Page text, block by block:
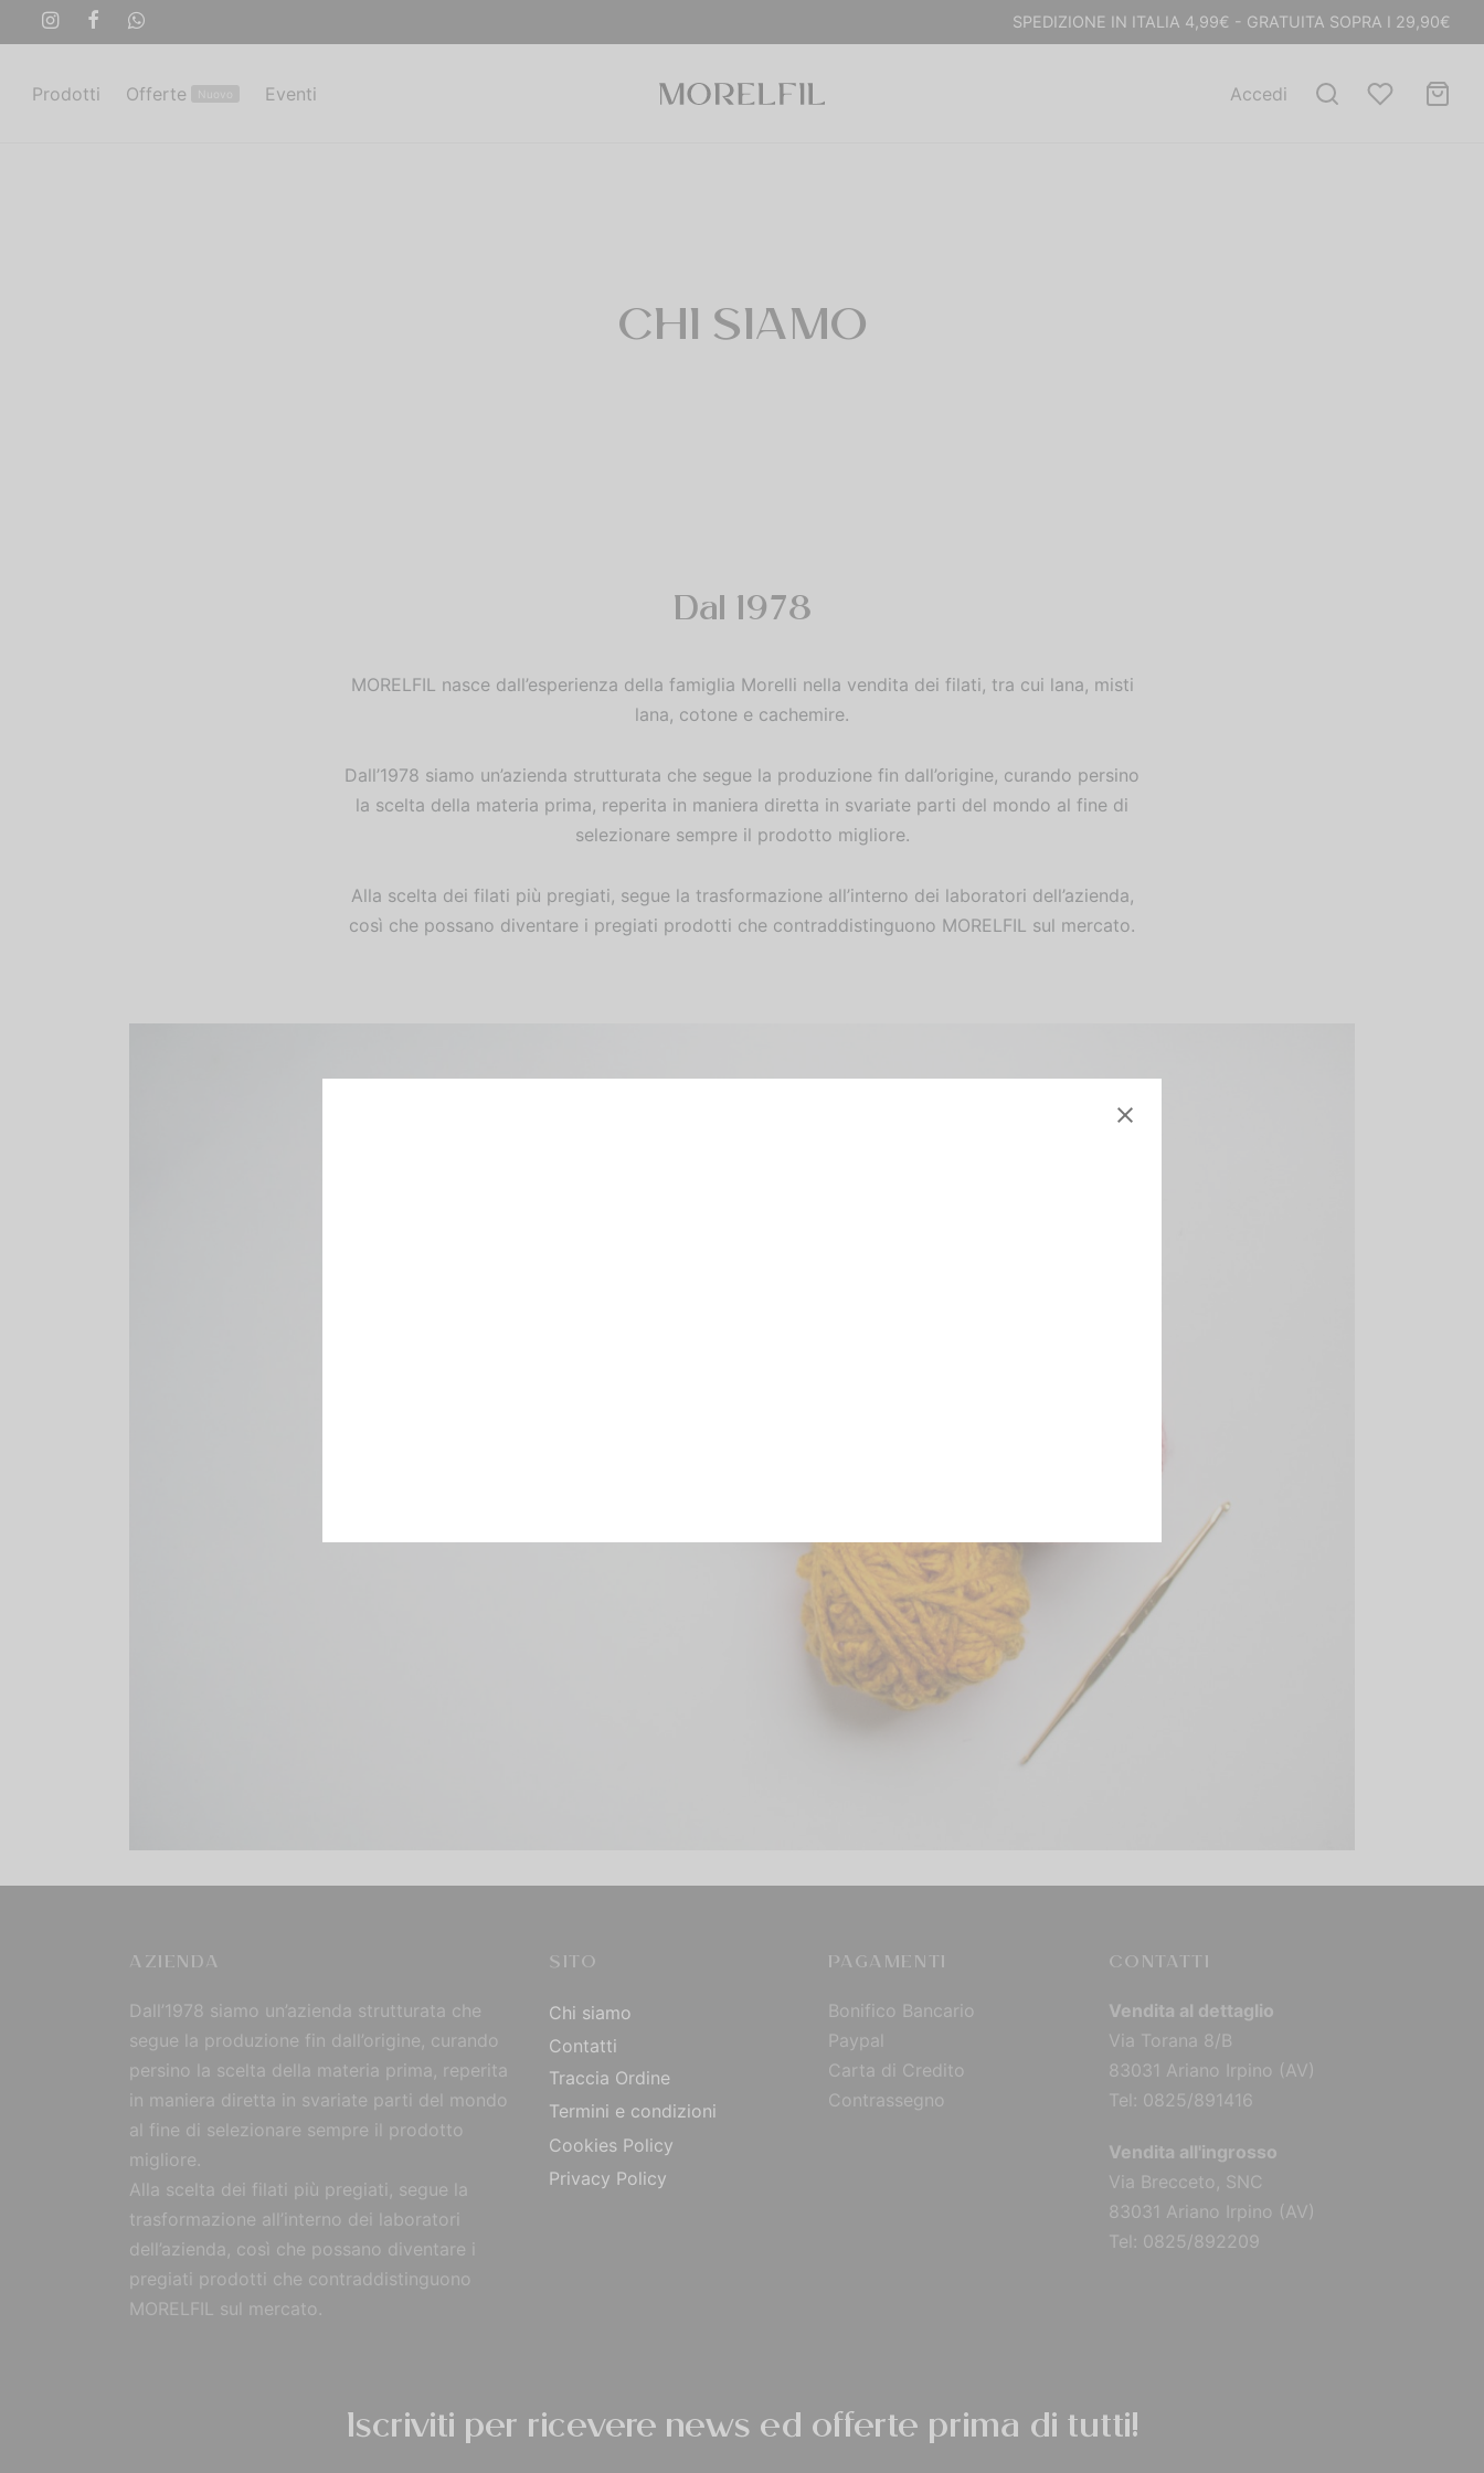
SPEDIZIONE IN ITALIA 4,99€ - GRATUITA SOPRA I 29,90€
Prodotti Offerte Eventi Accedi
CHI SIAMO
Dal 1978
MORELFIL nasce dall’esperienza della famiglia Morelli nella vendita dei filati, tra cui lana, misti
lana, cotone e cachemire.
Dall’1978 siamo un’azienda strutturata che segue la produzione fin dall’origine, curando persino
la scelta della materia prima, reperita in maniera diretta in svariate parti del mondo al fine di
selezionare sempre il prodotto migliore.
Alla scelta dei filati più pregiati, segue la trasformazione all’interno dei laboratori dell’azienda,
così che possano diventare i pregiati prodotti che contraddistinguono MORELFIL sul mercato.
AZIENDA
Dall’1978 siamo un’azienda strutturata che
segue la produzione fin dall’origine, curando
persino la scelta della materia prima, reperita
in maniera diretta in svariate parti del mondo
al fine di selezionare sempre il prodotto
migliore.
Alla scelta dei filati più pregiati, segue la
trasformazione all’interno dei laboratori
dell’azienda, così che possano diventare i
pregiati prodotti che contraddistinguono
MORELFIL sul mercato.
SITO
Chi siamo
Contatti
Traccia Ordine
Termini e condizioni
Cookies Policy
Privacy Policy
PAGAMENTI
Bonifico Bancario
Paypal
Carta di Credito
Contrassegno
CONTATTI
Vendita al dettaglio
Via Torana 8/B
83031 Ariano Irpino (AV)
Tel: 0825/891416
Vendita all'ingrosso
Via Brecceto, SNC
83031 Ariano Irpino (AV)
Tel: 0825/892209
Iscriviti per ricevere news ed offerte prima di tutti!